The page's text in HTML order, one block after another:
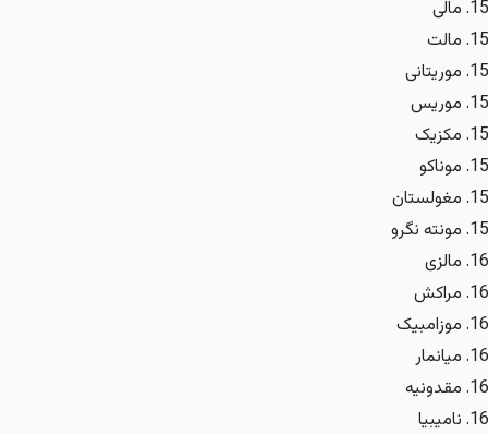
مالی
مالت
موریتانی
موریس
مکزیک
موناکو
مغولستان
مونته نگرو
مالزی
مراکش
موزامبیک
میانمار
مقدونیه
نامیبیا